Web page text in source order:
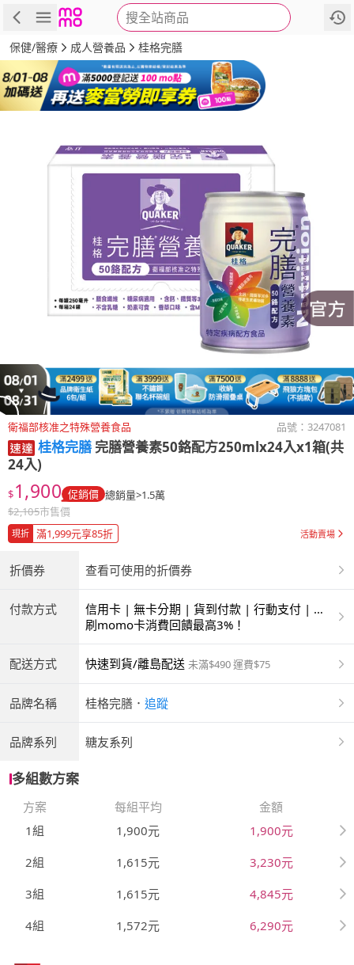
搜全站商品
商品 評價 詳情
保健/醫療 成人營養品 桂格完膳
衛福部核准之特殊營養食品 品號： 3247081
桂格完膳 完膳營養素50鉻配方250mlx24入x1箱(共
24入)
$1,900 促銷價 總銷量>1.5萬
$2,105市售價
現折 滿1,999元享85折 活動賣場
折價券 查看可使用的折價券
付款方式
信用卡 | 無卡分期 | 貨到付款 | 行動支付 | 超
商付款 | ATM | 銀聯卡
刷momo卡消費回饋最高3%！
配送方式 快速到貨/離島配送 未滿$490 運費$75
品牌名稱 桂格完膳 ． 追蹤
品牌系列 糖友系列
多組數方案
方案 每組平均
金額
1組
1,900元
1,900元
2組
1,615元
3,230元
3組
1,615元
4,845元
4組
1,572元 6,290元